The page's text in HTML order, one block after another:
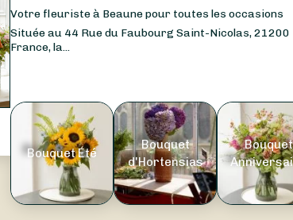
Votre fleuriste à Beaune pour toutes les occasions
Située au 44 Rue du Faubourg Saint-Nicolas, 21200
France, la...
Bouquet Été
Bouquet
d'Hortensias
Bouquet